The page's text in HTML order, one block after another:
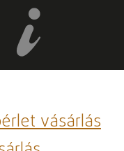
vásárlás